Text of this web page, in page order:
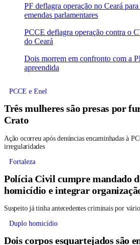
PF deflagra operação no Ceará
emendas parlamentares
PCCE deflagra operação contra o
do Ceará
Dois morrem em confronto com a
apreendida
PCCE e Enel
Três mulheres são presas por
Crato
Ação ocorreu após denúncias encaminhadas à
irregularidades
Fortaleza
Polícia Civil cumpre mandado
homicídio e integrar
Suspeito já tinha antecedentes criminais por
Duplo homicídio
Dois corpos esquartejados são